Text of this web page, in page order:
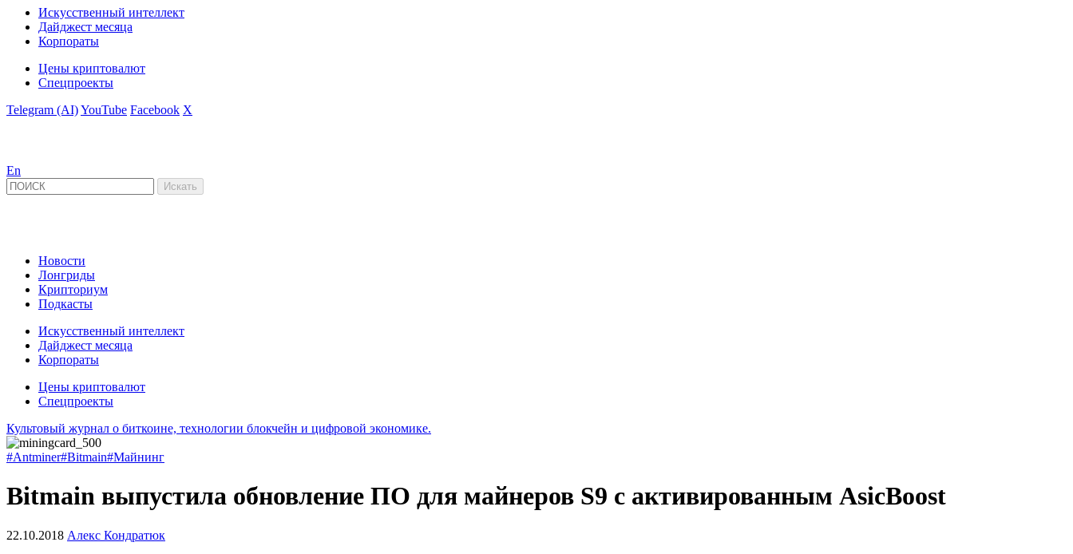
Искусственный интеллект
Дайджест месяца
Корпораты
Цены криптовалют
Спецпроекты
Telegram (AI)YouTube Facebook X
En
Новости
Лонгриды
Крипториум
Подкасты
Искусственный интеллект
Дайджест месяца
Корпораты
Цены криптовалют
Спецпроекты
Культовый журнал о биткоине, технологии блокчейн и цифровой экономике.
#Antminer#Bitmain#Майнинг
Bitmain выпустила обновление ПО для майнеров S9 с активированным AsicBoost
22.10.2018 Алекс Кондратюк